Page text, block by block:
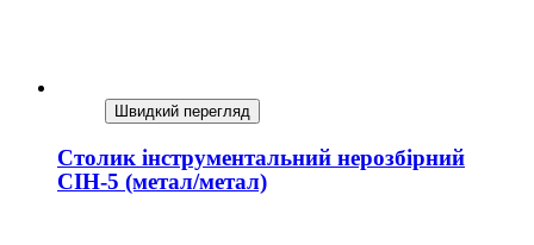
Швидкий перегляд
Столик інструментальний нерозбірний
СІН-5 (метал/метал)